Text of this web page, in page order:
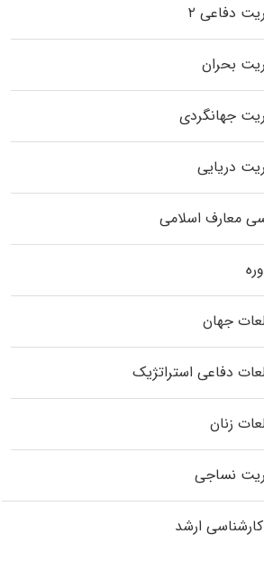
دفاعی ۲
بحران
جهانگردی
دریایی
معارف اسلامی
جهان
دفاعی استراتژیک
زنان
نساجی
ارشد